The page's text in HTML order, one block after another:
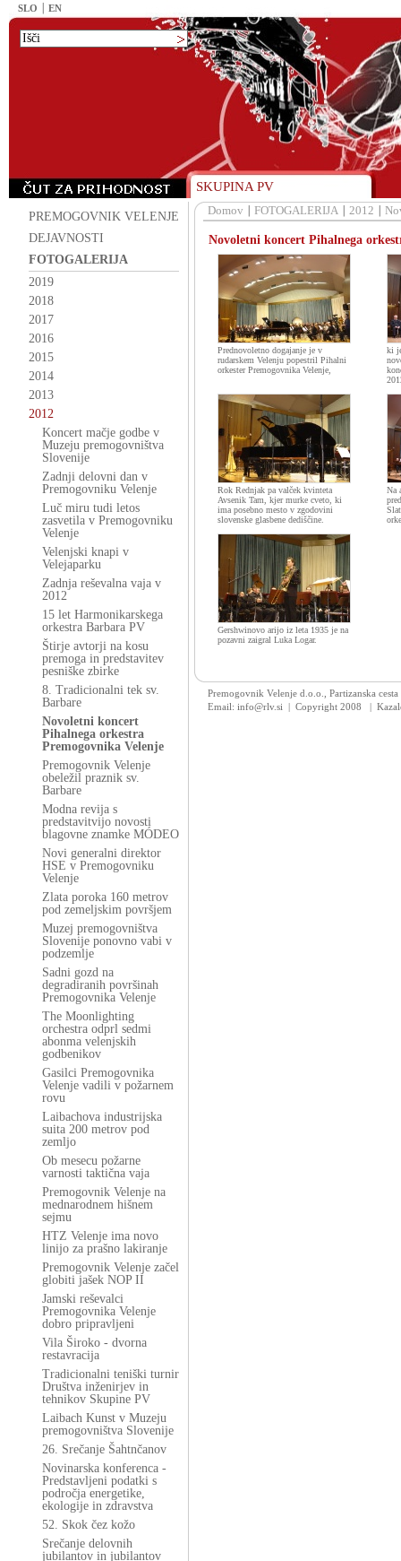
SLO EN
SKUPINA PV
PREMOGOVNIK VELENJE
DEJAVNOSTI
FOTOGALERIJA
2019
2018
2017
2016
2015
2014
2013
2012
Koncert mačje godbe v
Muzeju premogovništva
Slovenije
Zadnji delovni dan v
Premogovniku Velenje
Luč miru tudi letos
zasvetila v Premogovniku
Velenje
Velenjski knapi v
Velejaparku
Zadnja reševalna vaja v
2012
15 let Harmonikarskega
orkestra Barbara PV
Štirje avtorji na kosu
premoga in predstavitev
pesniške zbirke
8. Tradicionalni tek sv.
Barbare
Novoletni koncert
Pihalnega orkestra
Premogovnika Velenje
Premogovnik Velenje
obeležil praznik sv.
Barbare
Modna revija s
predstavitvijo novosti
blagovne znamke MÓDEO
Novi generalni direktor
HSE v Premogovniku
Velenje
Zlata poroka 160 metrov
pod zemeljskim površjem
Muzej premogovništva
Slovenije ponovno vabi v
podzemlje
Sadni gozd na
degradiranih površinah
Premogovnika Velenje
The Moonlighting
orchestra odprl sedmi
abonma velenjskih
godbenikov
Gasilci Premogovnika
Velenje vadili v požarnem
rovu
Laibachova industrijska
suita 200 metrov pod
zemljo
Ob mesecu požarne
varnosti taktična vaja
Premogovnik Velenje na
mednarodnem hišnem
sejmu
HTZ Velenje ima novo
linijo za prašno lakiranje
Premogovnik Velenje začel
globiti jašek NOP II
Jamski reševalci
Premogovnika Velenje
dobro pripravljeni
Vila Široko - dvorna
restavracija
Tradicionalni teniški turnir
Društva inženirjev in
tehnikov Skupine PV
Laibach Kunst v Muzeju
premogovništva Slovenije
26. Srečanje Šahtnčanov
Novinarska konferenca -
Predstavljeni podatki s
področja energetike,
ekologije in zdravstva
52. Skok čez kožo
Srečanje delovnih
jubilantov in jubilantov
Domov FOTOGALERIJA 2012
Novoletni koncert Pihalnega
Prednovoletno dogajanje je v
rudarskem Velenju popestril Pihalni
orkester Premogovnika Velenje,
ki
Rok Rednjak pa valček kvinteta
Avsenik Tam, kjer murke cveto, ki
ima posebno mesto v zgodovini
slovenske glasbene dediščine.
Na
Gershwinovo arijo iz leta 1935 je na
pozavni zaigral Luka Logar.
Premogovnik Velenje d.o.o., Partizanska
Email: info@rlv.si | Copyright 2008
|